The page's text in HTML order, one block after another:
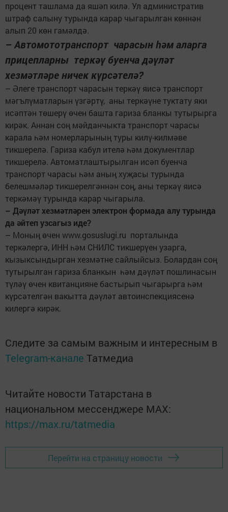
процент ташлама да яшәп килә. Ул административ
штраф салыну турында карар чыгарылган көннән
алып 20 көн гамәлдә.
– Автомототранспорт чарасын һәм аларга
прицеп­ларны теркәү буенча дәүләт
хезмәтләре ничек күрсәтелә?
– Әлеге транспорт чарасын теркәү яисә транспорт
мәгълүматларын үзгәртү, аны теркәүне туктату яки
исәптән төшерү өчен башта гариза бланкы тутырырга
кирәк. Аннан соң мәйданчык­та транспорт чарасы
карала һәм номерларының туры килү-килмәве
тикшерелә. Гариза кабул ителә һәм документлар
тикшерелә. Автоматлаштырылган исәп буенча
транспорт чарасы һәм аның хуҗасы турында
белешмәләр тикшерелгәннән соң, аны теркәү яисә
теркәмәү турында карар чыгарыла.
– Дәүләт хезмәтләрен электрон формада алу турында
да әйтеп узсагыз иде?
– Моның өчен www.gosuslugi.ru порталында
теркәлергә, ИНН һәм СНИЛС тикшерүен узарга,
кызыксындырган хезмәтне сайлыйсыз. Болардан соң
тутырылган гариза бланкын һәм дәүләт пошлинасын
түләү өчен квитанцияне бастырып чыгарырга һәм
күрсәтелгән вакытта дәүләт автоинспекциясенә
килергә кирәк.
Следите за самым важным и интересным в
Telegram-канале Татмедиа
Читайте новости Татарстана в
национальном мессенджере MАХ:
https://max.ru/tatmedia
Перейти на страницу новости